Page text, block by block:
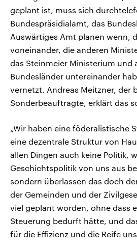
geplant ist, muss sich
Bundespräsidialamt, das
Auswärtiges Amt planen wenn,
voneinander, die anderen
das Steinmeier Ministerium und
Bundesländer untereinander
vernetzt. Andreas Meitzner, der
Sonderbeauftragte, erklärt das
„Wir haben eine föderalistische
eine dezentrale Struktur von
allen Dingen auch keine Politik,
Geschichtspolitik von uns aus
sondern überlassen das doch
der Gemeinden und der
viel geplant worden, ohne dass
Steuerung bedurft hätte, und
für die Effizienz und die Reife